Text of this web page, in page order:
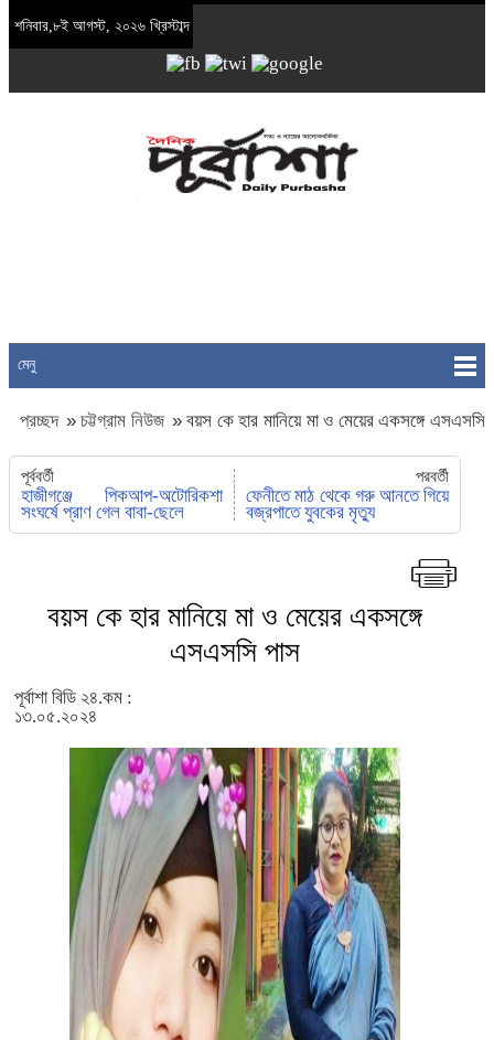
শনিবার,৮ই আগস্ট, ২০২৬ খ্রিস্টাব্দ
মেনু
প্রচ্ছদ » চট্টগ্রাম নিউজ »বয়স কে হার মানিয়ে মা ও মেয়ের একসঙ্গে এসএসসি
পাস
পূর্ববর্তী
হাজীগঞ্জে পিকআপ-অটোরিকশা
সংঘর্ষে প্রাণ গেল বাবা-ছেলে
পরবর্তী
ফেনীতে মাঠ থেকে গরু আনতে গিয়ে
বজ্রপাতে যুবকের মৃত্যু
বয়স কে হার মানিয়ে মা ও মেয়ের একসঙ্গে
এসএসসি পাস
পূর্বাশা বিডি ২৪.কম :
১৩.০৫.২০২৪